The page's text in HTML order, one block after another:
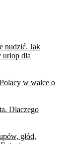
nudzić. Jak
urlop dla
w walce o
Dlaczego
głód,